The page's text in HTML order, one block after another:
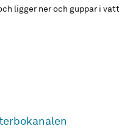
ligger ner och guppar i